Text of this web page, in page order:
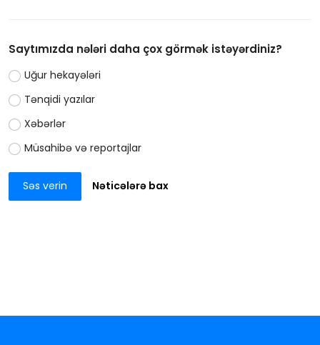
Saytımızda nələri daha çox görmək istəyərdiniz?
Uğur hekayələri
Tənqidi yazılar
Xəbərlər
Müsahibə və reportajlar
Səs verin Nəticələrə bax